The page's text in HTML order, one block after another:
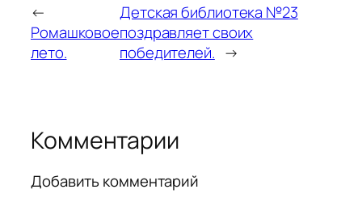
←
Ромашковое
лето.
Детская библиотека №23
поздравляет своих
победителей. →
Комментарии
Добавить комментарий